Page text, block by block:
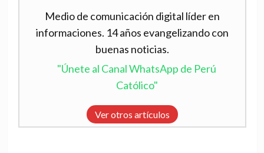
Medio de comunicación digital líder en
informaciones. 14 años evangelizando con
buenas noticias.
"Únete al Canal WhatsApp de Perú
Católico"
Ver otros artículos